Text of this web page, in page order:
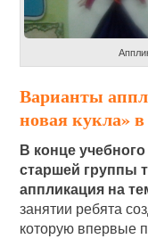
Варианты
новая кукла»
В конце
старшей группы
аппликация на
занятии ребята
которую впервые